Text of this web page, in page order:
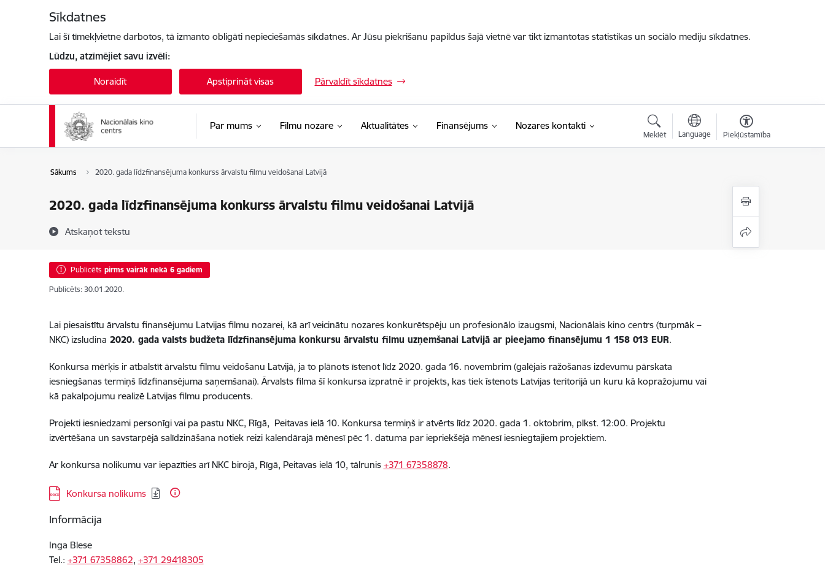
Sīkdatnes
Lai šī tīmekļvietne darbotos, tā izmanto obligāti nepieciešamās sīkdatnes. Ar Jūsu piekrišanu papildus šajā vietnē var tikt izmantotas statistikas un sociālo mediju sīkdatnes.
Lūdzu, atzīmējiet savu izvēli:
Noraidīt Apstiprināt visas Pārvaldīt sīkdatnes
Par mums Filmu nozare Aktualitātes Finansējums Nozares kontakti
Meklēt Language Piekļūstamība
Sākums 2020. gada līdzfinansējuma konkurss ārvalstu filmu veidošanai Latvijā
2020. gada līdzfinansējuma konkurss ārvalstu filmu veidošanai Latvijā
Atskaņot tekstu
Publicēts pirms vairāk nekā 6 gadiem
Publicēts: 30.01.2020.
Lai piesaistītu ārvalstu finansējumu Latvijas filmu nozarei, kā arī veicinātu nozares konkurētspēju un profesionālo izaugsmi, Nacionālais kino centrs (turpmāk –
NKC) izsludina 2020. gada valsts budžeta līdzfinansējuma konkursu ārvalstu filmu uzņemšanai Latvijā ar pieejamo finansējumu 1 158 013 EUR.
Konkursa mērķis ir atbalstīt ārvalstu filmu veidošanu Latvijā, ja to plānots īstenot līdz 2020. gada 16. novembrim (galējais ražošanas izdevumu pārskata
iesniegšanas termiņš līdzfinansējuma saņemšanai). Ārvalsts filma šī konkursa izpratnē ir projekts, kas tiek īstenots Latvijas teritorijā un kuru kā kopražojumu vai
kā pakalpojumu realizē Latvijas filmu producents.
Projekti iesniedzami personīgi vai pa pastu NKC, Rīgā, Peitavas ielā 10. Konkursa termiņš ir atvērts līdz 2020. gada 1. oktobrim, plkst. 12:00. Projektu
izvērtēšana un savstarpējā salīdzināšana notiek reizi kalendārajā mēnesī pēc 1. datuma par iepriekšējā mēnesī iesniegtajiem projektiem.
Ar konkursa nolikumu var iepazīties arī NKC birojā, Rīgā, Peitavas ielā 10, tālrunis +371 67358878.
Lejupielādēt:
Konkursa nolikums
Informācija
Inga Blese
Tel.: +371 67358862, +371 29418305